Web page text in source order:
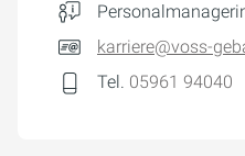
karriere@voss-
Tel. 05961 94040